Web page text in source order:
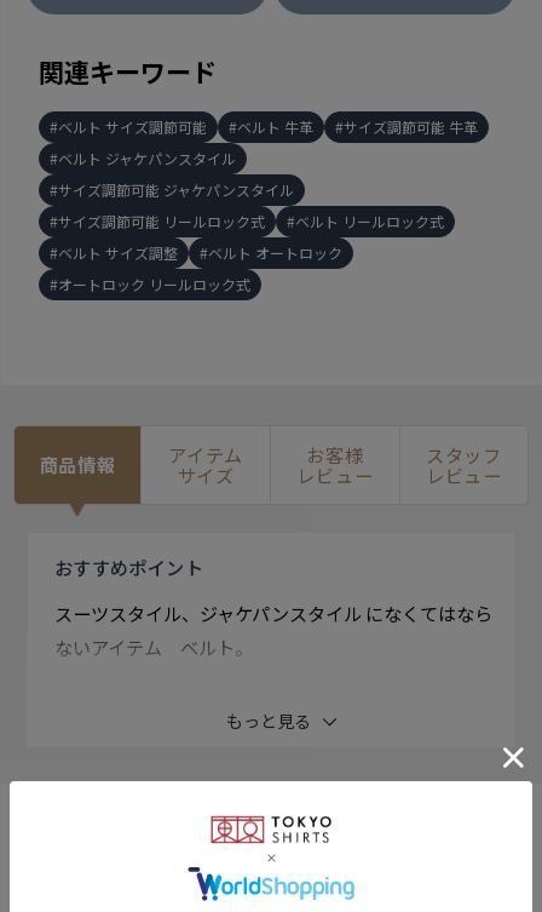
関連キーワード
ベルト サイズ調節可能 ベルト 牛革
サイズ調節可能 牛革
ベルト ジャケパンスタイル
サイズ調節可能 ジャケパンスタイル
サイズ調節可能 リールロック式
ベルト リールロック式
ベルト サイズ調整
ベルト オートロック
オートロック リールロック式
商品情報 アイテム
サイズ
お客様
レビュー
スタッフ
レビュー
おすすめポイント
スーツスタイル、ジャケパンスタイル になくてはなら
ないアイテム ベルト。
バックルにベルトを通すだけの 簡単装着のオートロッ
ことが可能です。 上部のバックルを浮かせると ロック
が外れて簡単にベルトが 取れるのでサイズ調整・着脱
を 簡単に出来るのがポイントです。
もっと見る
このアイテムを使ったスタイリング